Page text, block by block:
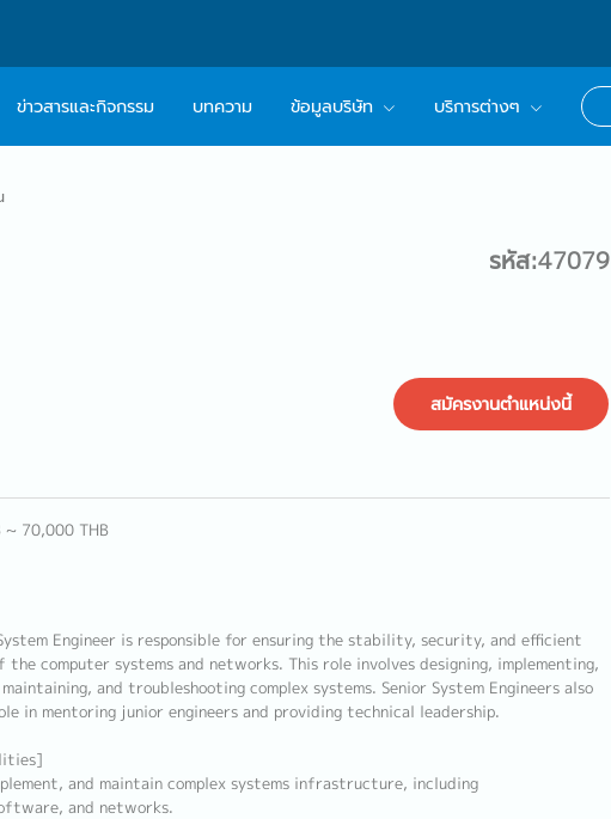
ข่าวสารและกิจกรรม บทความ ข้อมูลบริษัท บริการต่างๆ
รหัส:47079
สมัครงานตำแหน่งนี้
~ 70,000 THB
Engineer is responsible for ensuring the stability, security, and efficient
the computer systems and networks. This role involves designing, implementing,
and troubleshooting complex systems. Senior System Engineers also
in mentoring junior engineers and providing technical leadership.
and maintain complex systems infrastructure, including
and networks.